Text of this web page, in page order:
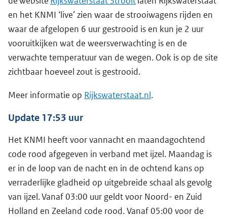
en het KNMI ‘live’ zien waar de strooiwagens rijden en
waar de afgelopen 6 uur gestrooid is en kun je 2 uur
vooruitkijken wat de weersverwachting is en de
verwachte temperatuur van de wegen. Ook is op de site
zichtbaar hoeveel zout is gestrooid.
Meer informatie op Rijkswaterstaat.nl.
Update 17:53 uur
Het KNMI heeft voor vannacht en maandagochtend
code rood afgegeven in verband met ijzel. Maandag is
er in de loop van de nacht en in de ochtend kans op
verraderlijke gladheid op uitgebreide schaal als gevolg
van ijzel. Vanaf 03:00 uur geldt voor Noord- en Zuid
Holland en Zeeland code rood. Vanaf 05:00 voor de